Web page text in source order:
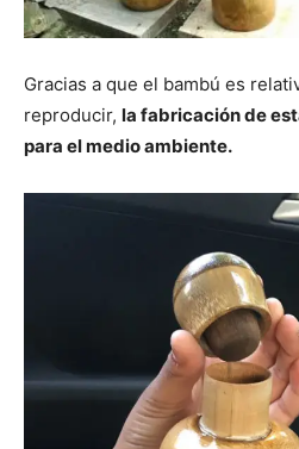
Gracias a que el bambú es
reproducir, la fabricación de
para el medio ambiente.